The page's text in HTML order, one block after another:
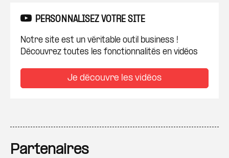
PERSONNALISEZ VOTRE SITE
Notre site est un véritable outil business !
Découvrez toutes les fonctionnalités en vidéos
Je découvre les vidéos
Partenaires